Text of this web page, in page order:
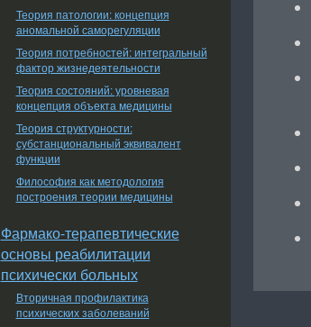
Теория патологии: концепция
аномальной саморегуляции
Теория потребностей: интегральный
фактор жизнедеятельности
Теория состояний: уровневая
концепция объекта медицины
Теория структурности:
субстанциональный эквивалент
функции
Философия как методология
построения теории медицины
Фармако-терапевтические
основы реабилитации
психически больных
Вторичная профилактика
психических заболеваний